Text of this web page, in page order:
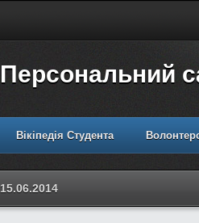
Персональний
Вікіпедія Студента
15.06.2014